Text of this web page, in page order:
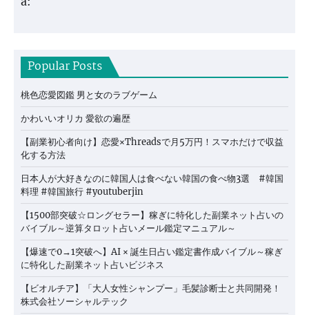
Popular Posts
桃色恋愛図鑑 男と女のラブゲーム
かわいいオリカ 愛欲の遍歴
【副業初心者向け】恋愛×Threadsで月5万円！スマホだけで収益
化する方法
日本人が大好きなのに韓国人は食べない韓国の食べ物3選 #韓国
料理 #韓国旅行 #youtuberjin
【1500部突破☆ロングセラー】稼ぎに特化した副業ネット占いの
バイブル～逆算タロット占いメール鑑定マニュアル～
【爆速で0→1突破へ】AI × 誕生日占い鑑定書作成バイブル～稼ぎ
に特化した副業ネット占いビジネス
【ビオルチア】「大人女性シャンプー」毛髪診断士と共同開発！
株式会社ソーシャルテック